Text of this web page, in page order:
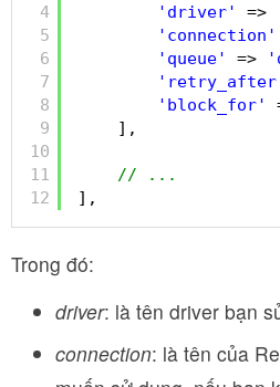
4
5
6
7
8
9
10
11
12
'driver'
=>
'connection'
'queue'
=>
'block_for'
],
// ...
],
Trong đó:
driver: là tên driver bạn
connection: là tên của